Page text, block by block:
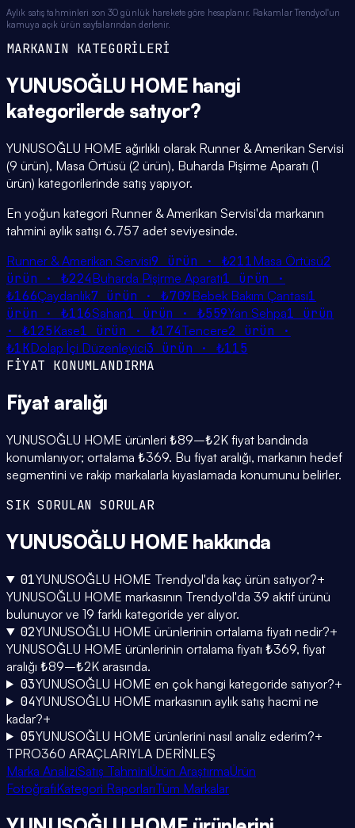
Aylık satış tahminleri son 30 günlük harekete göre hesaplanır. Rakamlar Trendyol'un
kamuya açık ürün sayfalarından derlenir.
MARKANIN KATEGORİLERİ
YUNUSOĞLU HOME hangi
kategorilerde satıyor?
YUNUSOĞLU HOME ağırlıklı olarak Runner & Amerikan Servisi
(9 ürün), Masa Örtüsü (2 ürün), Buharda Pişirme Aparatı (1
ürün) kategorilerinde satış yapıyor.
En yoğun kategori Runner & Amerikan Servisi'da markanın
tahmini aylık satışı 6.757 adet seviyesinde.
Runner & Amerikan Servisi9 ürün · ₺211Masa Örtüsü2
ürün · ₺224Buharda Pişirme Aparatı1
ürün ·
₺166Çaydanlık7 ürün · ₺709Bebek Bakım Çantası1
ürün · ₺116Sahan1 ürün · ₺559Yan Sehpa1 ürün
· ₺125Kase1 ürün · ₺174Tencere2 ürün ·
₺1KDolap İçi Düzenleyici3 ürün ·₺115
FİYAT KONUMLANDIRMA
Fiyat aralığı
YUNUSOĞLU HOME ürünleri ₺89–₺2K fiyat bandında
konumlanıyor; ortalama ₺369. Bu fiyat aralığı, markanın hedef
segmentini ve rakip markalarla kıyaslamada konumunu belirler.
SIK SORULAN SORULAR
YUNUSOĞLU HOME hakkında
01YUNUSOĞLU HOME Trendyol'da kaç ürün satıyor?+
YUNUSOĞLU HOME markasının Trendyol'da 39 aktif ürünü
bulunuyor ve 19 farklı kategoride yer alıyor.
02YUNUSOĞLU HOME ürünlerinin ortalama fiyatı nedir?+
YUNUSOĞLU HOME ürünlerinin ortalama fiyatı ₺369, fiyat
aralığı ₺89–₺2K arasında.
03YUNUSOĞLU HOME en çok hangi kategoride satıyor?+
04YUNUSOĞLU HOME markasının aylık satış hacmi ne
kadar?+
05YUNUSOĞLU HOME ürünlerini nasıl analiz ederim?+
TPRO360 ARAÇLARIYLA DERİNLEŞ
Marka AnaliziSatış TahminiÜrün AraştırmaÜrün
FotoğrafıKategori RaporlarıTüm Markalar